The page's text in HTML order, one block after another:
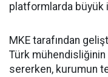
platformlarda büyük
MKE tarafından
Türk
sererken, kurumun